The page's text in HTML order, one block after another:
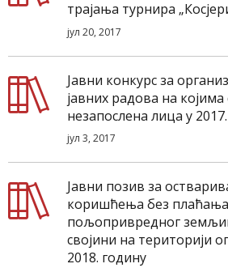
трајања турнира
јул 20, 2017
Јавни конкурс за
јавних радова на којима
незапослена лица у
јул 3, 2017
Jавни позив за
коришћења без
пољопривредног
својини на територији
2018. годину